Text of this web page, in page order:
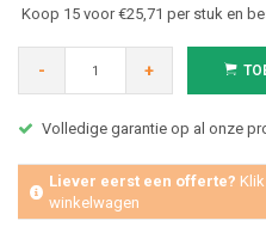
Koop 15 voor €25,71 per stuk en
- +
Volledige garantie op al onze
Liever eerst een offerte?
winkelwagen